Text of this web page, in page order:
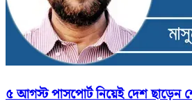
৫ আগস্ট পাসপোর্ট নিয়েই দেশ ছাড়েন